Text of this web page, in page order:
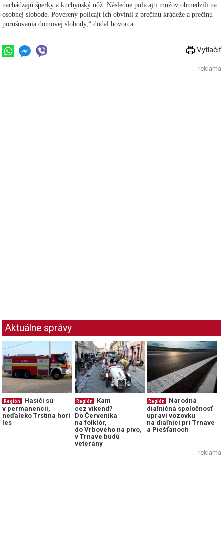
nachádzajú šperky a kuchynský nôž. Následne policajti mužov obmedzili na
osobnej slobode. Poverený policajt ich obvinil z prečinu krádeže a prečinu
porušovania domovej slobody,“ dodal hovorca.
Vytlačiť
reklama
Aktuálne správy
Región
Hasiči sú
v permanencii,
neďaleko Trstína horí
les
Región
Kam
cez víkend?
Do Červeníka
na folklór,
do Vrbového na pivo,
v Trnave budú
veterány
Región
Národná
diaľničná spoločnosť
upraví vozovku
na diaľnici pri Trnave
a Piešťanoch
reklama